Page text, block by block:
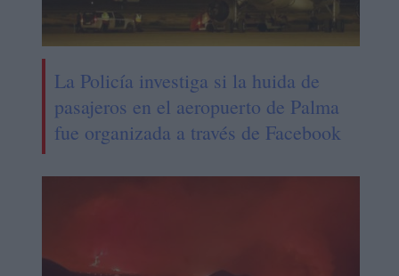
La Policía investiga si la huida de
pasajeros en el aeropuerto de Palma
fue organizada a través de Facebook